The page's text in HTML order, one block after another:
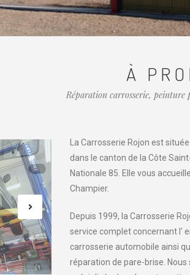
À
Réparation carrosserie, peinture
La Carrosserie Rojon est
dans le canton de la Côte
Nationale 85. Elle vous
Champier.
Depuis 1999, la Carrosserie
service complet concernant l'
carrosserie automobile ainsi
réparation de pare-brise. Nous